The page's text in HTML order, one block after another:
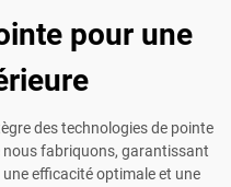
pour une
des technologies de pointe
nous fabriquons, garantissant
efficacité optimale et une